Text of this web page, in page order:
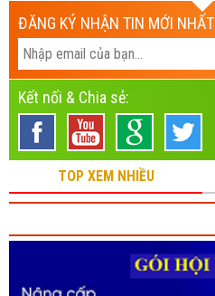
ĐĂNG KÝ NHẬN TIN MỚI NHẤT
Kết nối & Chia sẻ:
TOP XEM NHIỀU